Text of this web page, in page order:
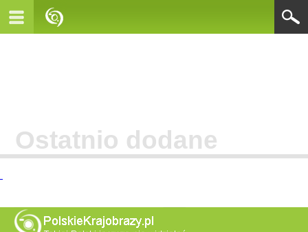
Ostatnio dodane